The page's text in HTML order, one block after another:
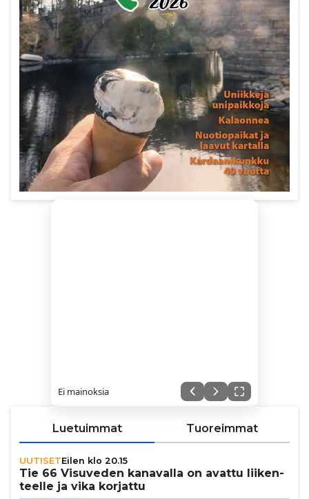
Ei mainoksia
Luetuimmat Tuoreimmat
UUTISETEilen klo 20.15
Tie 66 Visuveden kanavalla on avattu lii­ken­
teelle ja vika korjattu